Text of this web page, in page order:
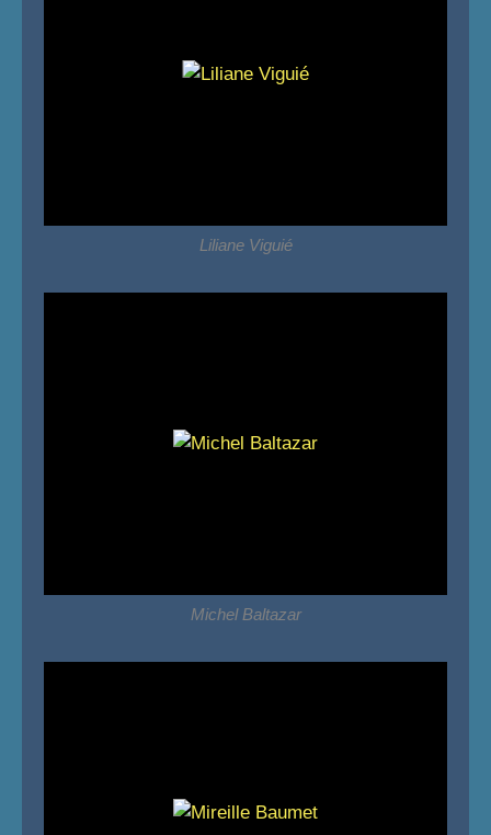
Liliane Viguié
Michel Baltazar